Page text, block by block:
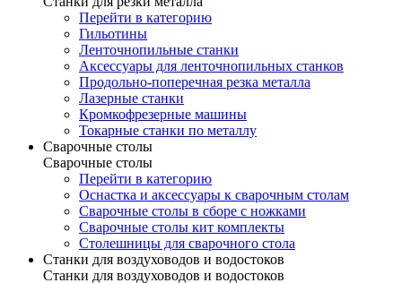
Перейти в категорию
Гильотины
Ленточнопильные станки
Аксессуары для ленточнопильных станков
Продольно-поперечная резка металла
Лазерные станки
Кромкофрезерные машины
Токарные станки по металлу
Сварочные столы
Сварочные столы
Перейти в категорию
Оснастка и аксессуары к сварочным столам
Сварочные столы в сборе с ножками
Сварочные столы кит комплекты
Столешницы для сварочного стола
Станки для воздуховодов и водостоков
Станки для воздуховодов и водостоков